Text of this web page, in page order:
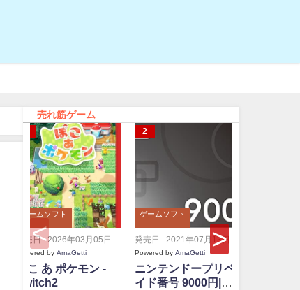
売れ筋ゲーム
ゲームソフト
発売日 : 2026年03月05日
Powered by AmaGetti
ぽこ あ ポケモン -
Switch2
ゲームソフト
発売日 : 2021年07月13日
Powered by AmaGetti
ニンテンドープリペ
イド番号 9000円|オ